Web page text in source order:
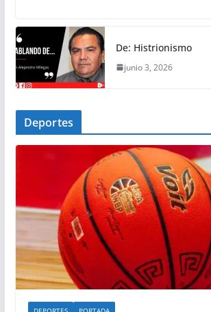
De: Histrionismo
junio 3, 2026
Deportes